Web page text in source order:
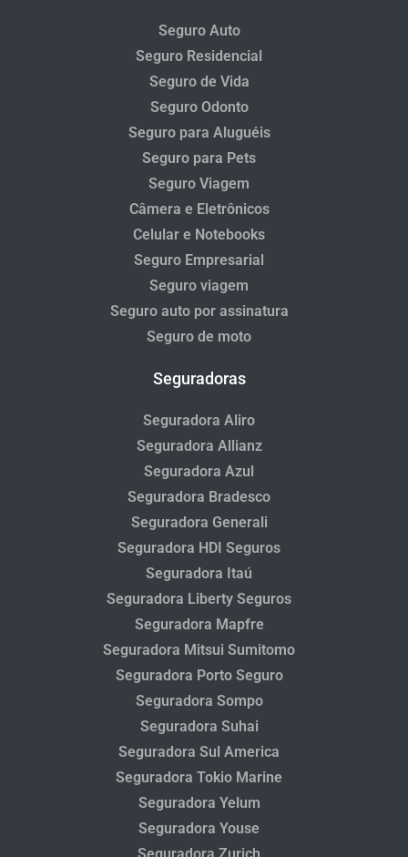
Seguro Auto
Seguro Residencial
Seguro de Vida
Seguro Odonto
Seguro para Aluguéis
Seguro para Pets
Seguro Viagem
Câmera e Eletrônicos
Celular e Notebooks
Seguro Empresarial
Seguro viagem
Seguro auto por assinatura
Seguro de moto
Seguradoras
Seguradora Aliro
Seguradora Allianz
Seguradora Azul
Seguradora Bradesco
Seguradora Generali
Seguradora HDI Seguros
Seguradora Itaú
Seguradora Liberty Seguros
Seguradora Mapfre
Seguradora Mitsui Sumitomo
Seguradora Porto Seguro
Seguradora Sompo
Seguradora Suhai
Seguradora Sul America
Seguradora Tokio Marine
Seguradora Yelum
Seguradora Youse
Seguradora Zurich